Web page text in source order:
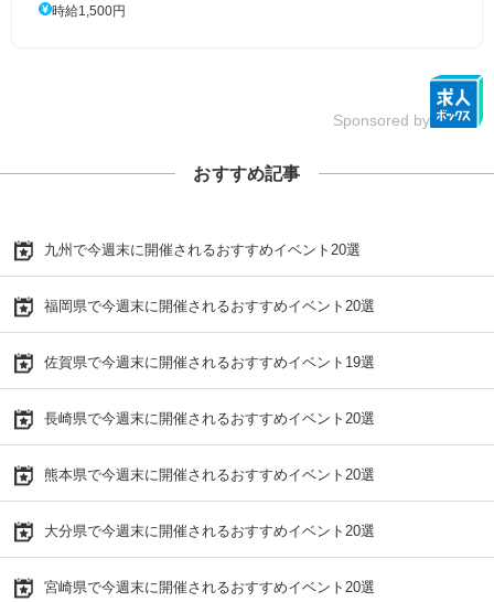
時給1,500円
Sponsored by
おすすめ記事
九州で今週末に開催されるおすすめイベント20選
福岡県で今週末に開催されるおすすめイベント20選
佐賀県で今週末に開催されるおすすめイベント19選
長崎県で今週末に開催されるおすすめイベント20選
熊本県で今週末に開催されるおすすめイベント20選
大分県で今週末に開催されるおすすめイベント20選
宮崎県で今週末に開催されるおすすめイベント20選